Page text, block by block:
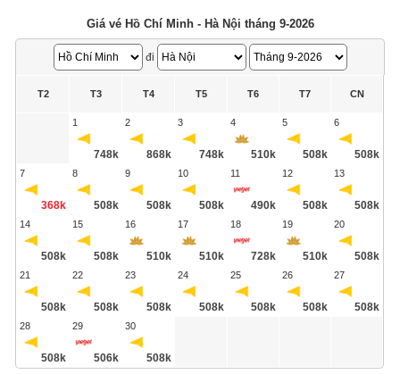
Giá vé Hồ Chí Minh - Hà Nội tháng 9-2026
đi
T2 T3 T4 T5 T6 T7 CN
1
748k
2
868k
3
748k
4
510k
5
508k
6
508k
7
368k
8
508k
9
508k
10
508k
11
490k
12
508k
13
508k
14
508k
15
508k
16
510k
17
510k
18
728k
19
510k
20
508k
21
508k
22
508k
23
508k
24
508k
25
508k
26
508k
27
508k
28
508k
29
506k
30
508k